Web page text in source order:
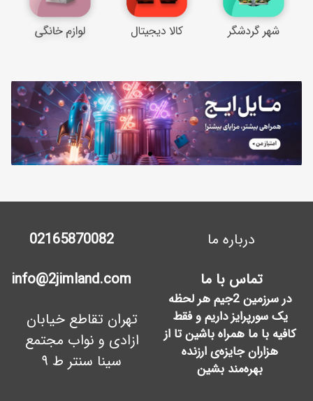
درباره ما
تماس با ما
در سرزمین 2جیم هر لحظه
یک سورپرایز داریم و فقط
کافیه با ما همراه باشین تا از
هزاران جایزه‌ی ارزنده
بهره‌مند بشین
02165870082
info@2jimland.com
تهران تقاطع خیابان
ازادی و نواب مجتمع
سینا سنتر ط ۹